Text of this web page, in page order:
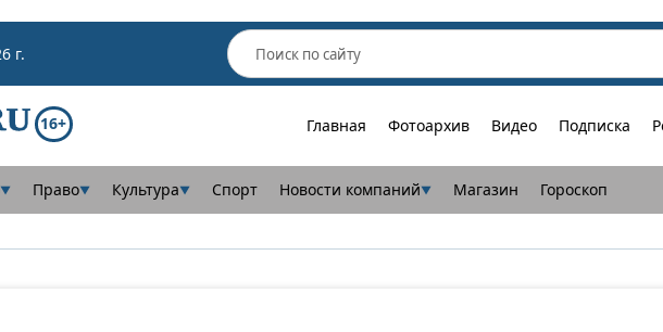
г.
16+ Главная Фотоархив Видео Подписка
▼ Право▼ Культура▼ Спорт Новости компаний▼ Магазин Гороскоп